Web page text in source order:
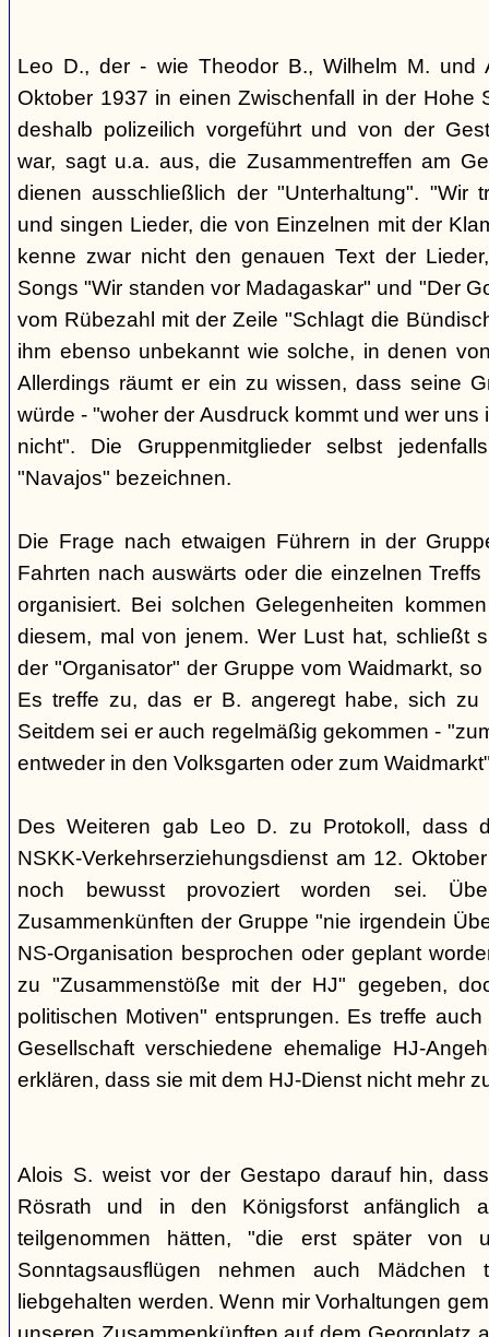
Leo D., der - wie Theodor B., Wilhelm M. und
Oktober 1937 in einen Zwischenfall in der Hohe
deshalb polizeilich vorgeführt und von der
war, sagt u.a. aus, die Zusammentreffen am
dienen ausschließlich der "Unterhaltung". "Wir
und singen Lieder, die von Einzelnen mit der
kenne zwar nicht den genauen Text der
Songs "Wir standen vor Madagaskar" und "Der
vom Rübezahl mit der Zeile "Schlagt die
ihm ebenso unbekannt wie solche, in denen
Allerdings räumt er ein zu wissen, dass seine
würde - "woher der Ausdruck kommt und wer
nicht". Die Gruppenmitglieder selbst
"Navajos" bezeichnen.
Die Frage nach etwaigen Führern in der
Fahrten nach auswärts oder die einzelnen
organisiert. Bei solchen Gelegenheiten
diesem, mal von jenem. Wer Lust hat, schließt
der "Organisator" der Gruppe vom Waidmarkt,
Es treffe zu, das er B. angeregt habe, sich zu
Seitdem sei er auch regelmäßig gekommen -
entweder in den Volksgarten oder zum
Des Weiteren gab Leo D. zu Protokoll, dass
NSKK-Verkehrserziehungsdienst am 12.
noch bewusst provoziert worden sei.
Zusammenkünften der Gruppe "nie irgendein
NS-Organisation besprochen oder geplant
zu "Zusammenstöße mit der HJ" gegeben,
politischen Motiven" entsprungen. Es treffe
Gesellschaft verschiedene ehemalige HJ-
erklären, dass sie mit dem HJ-Dienst nicht mehr
Alois S. weist vor der Gestapo darauf hin,
Rösrath und in den Königsforst anfänglich
teilgenommen hätten, "die erst später von
Sonntagsausflügen nehmen auch
liebgehalten werden. Wenn mir Vorhaltungen